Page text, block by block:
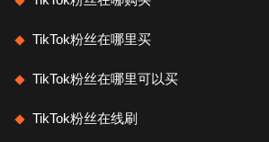
TikTok粉丝在哪里买
TikTok粉丝在哪里可以买
TikTok粉丝在线刷